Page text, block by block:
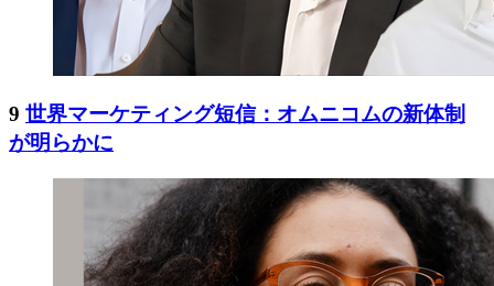
9 世界マーケティング短信：オムニコムの新体制
が明らかに